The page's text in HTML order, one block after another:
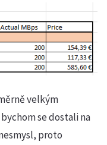
velkým
se dostali na
proto